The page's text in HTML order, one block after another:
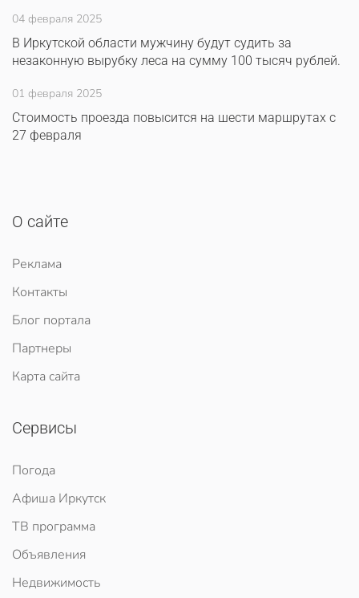
04 февраля 2025
В Иркутской области мужчину будут судить за
незаконную вырубку леса на сумму 100 тысяч рублей.
01 февраля 2025
Стоимость проезда повысится на шести маршрутах с
27 февраля
О сайте
Реклама
Контакты
Блог портала
Партнеры
Карта сайта
Сервисы
Погода
Афиша Иркутск
ТВ программа
Объявления
Недвижимость